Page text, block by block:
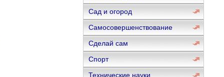
Сад и огород
Самосовершенствование
Сделай сам
Спорт
Технические науки